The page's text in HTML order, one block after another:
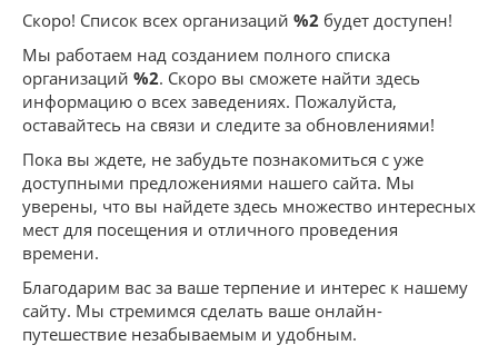
КОМАРКИ (РАЙОНЫ)
РЕЦЕПТЫ
ПРЕДЛОЖЕНИЯ
СТАТЬИ
УСЛУГИ
Скоро! Список всех организаций %2 будет доступен!
Мы работаем над созданием полного списка
организаций %2. Скоро вы сможете найти здесь
информацию о всех заведениях. Пожалуйста,
оставайтесь на связи и следите за обновлениями!
Пока вы ждете, не забудьте познакомиться с уже
доступными предложениями нашего сайта. Мы
уверены, что вы найдете здесь множество интересных
мест для посещения и отличного проведения
времени.
Благодарим вас за ваше терпение и интерес к нашему
сайту. Мы стремимся сделать ваше онлайн-
путешествие незабываемым и удобным.